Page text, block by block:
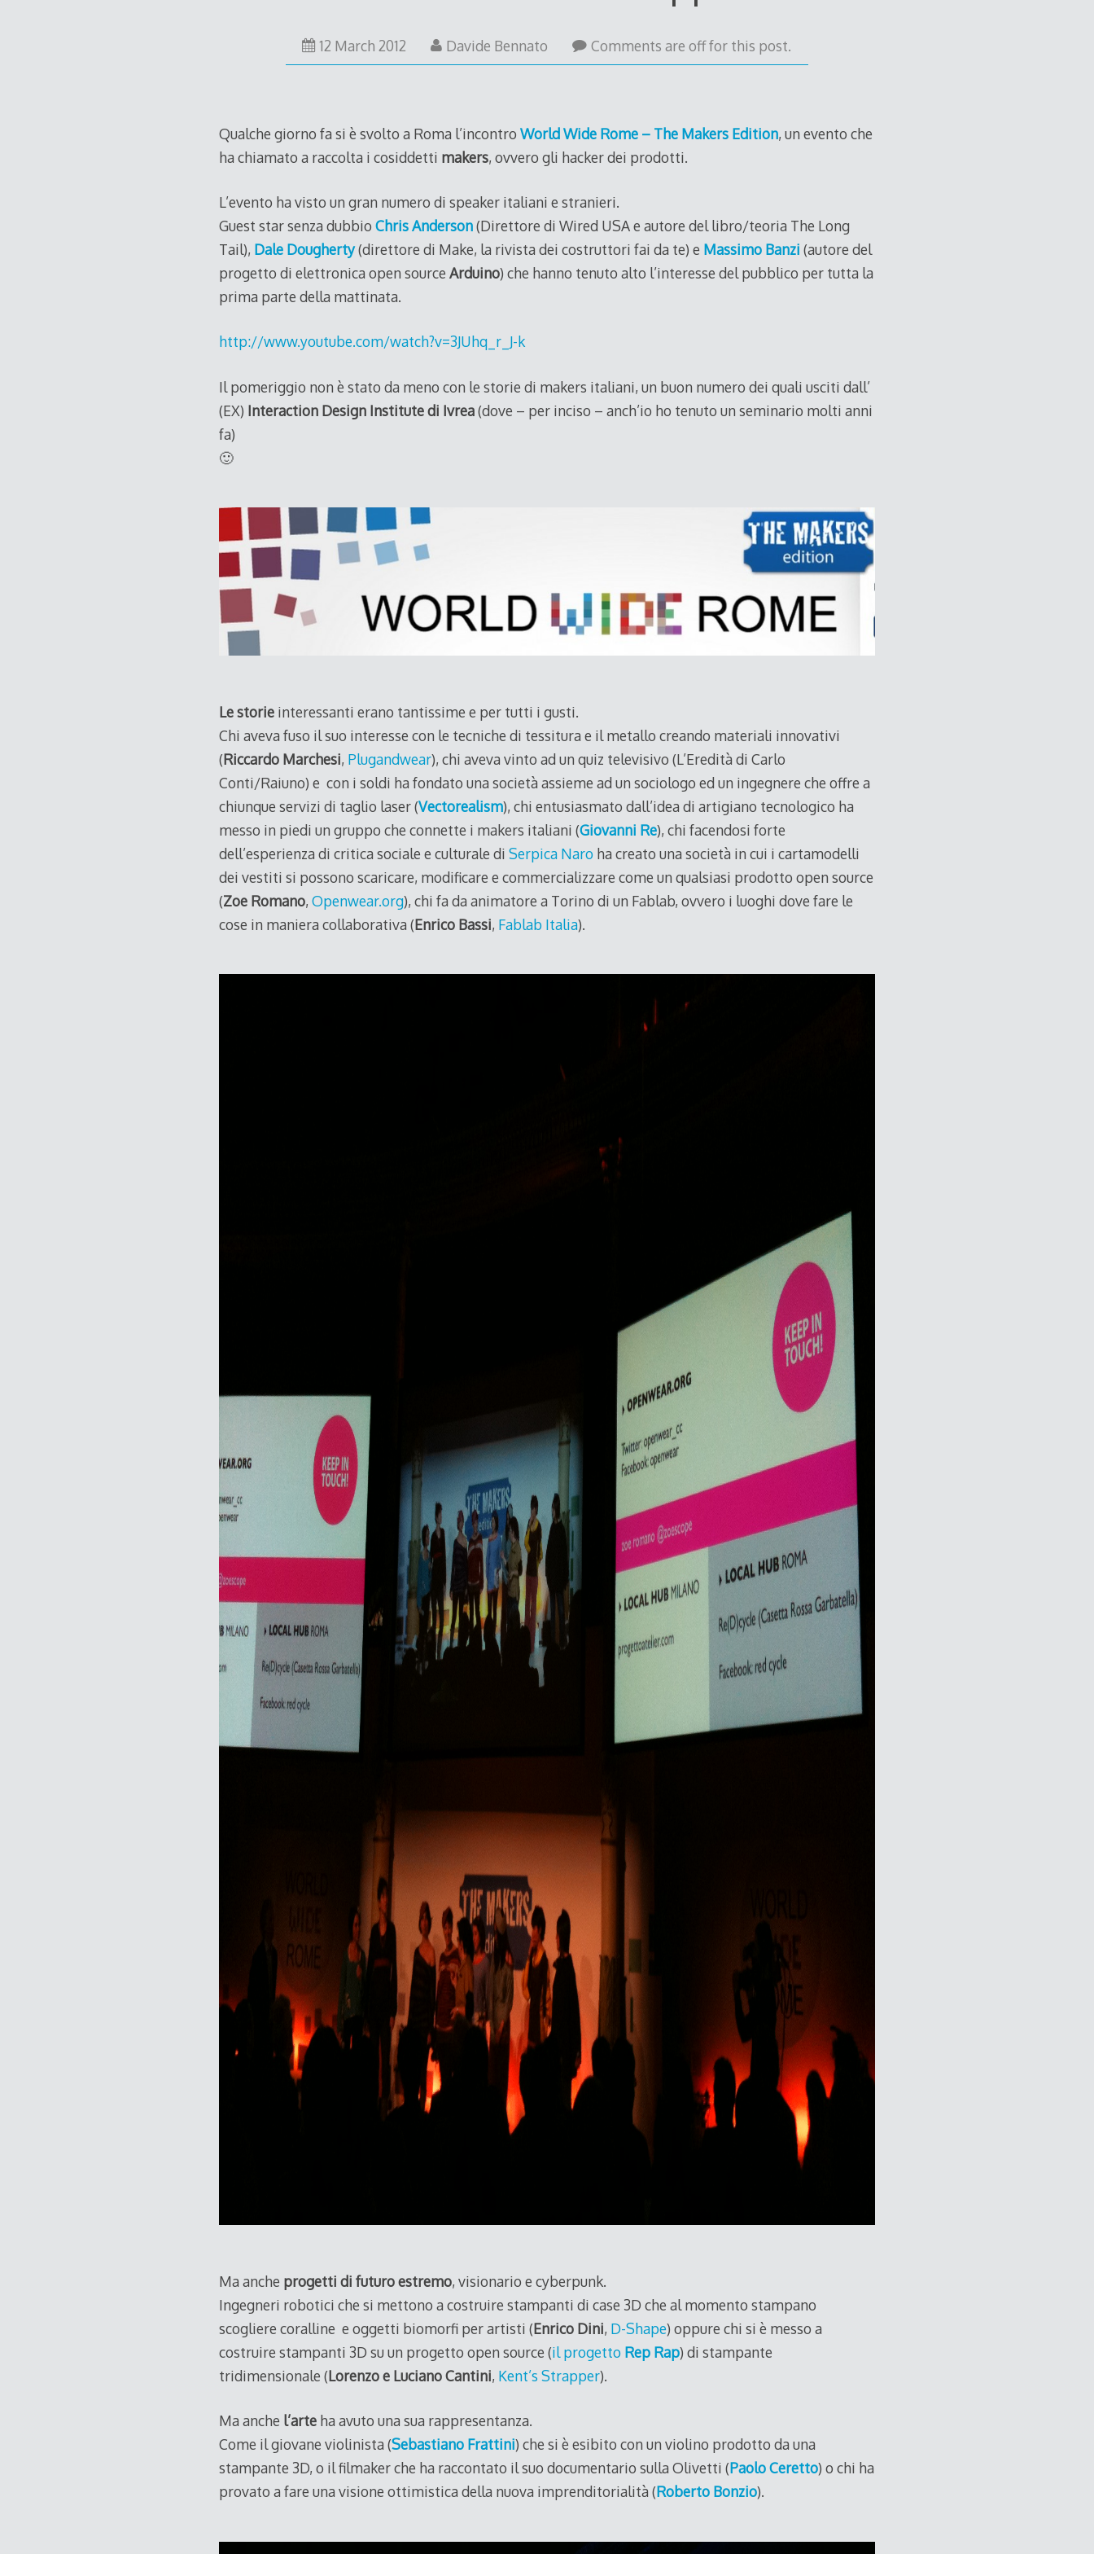
12 March 2012
March
Davide Bennato Comments are off for this post.
Qualche giorno fa si è svolto a Roma l’incontro World Wide Rome – The Makers Edition, un evento che
ha chiamato a raccolta i cosiddetti makers, ovvero gli hacker dei prodotti.
L’evento ha visto un gran numero di speaker italiani e stranieri.
Guest star senza dubbio Chris Anderson(Direttore di Wired USA e autore del libro/teoria The Long
Tail), Dale Dougherty(direttore di Make, la rivista dei costruttori fai da te) e Massimo Banzi (autore del
progetto di elettronica open source Arduino) che hanno tenuto alto l’interesse del pubblico per tutta la
prima parte della mattinata.
http://www.youtube.com/watch?v=3JUhq_r_J-k
Il pomeriggio non è stato da meno con le storie di makers italiani, un buon numero dei quali usciti dall’
(EX) Interaction Design Institute di Ivrea(dove – per inciso – anch’io ho tenuto un seminario molti anni
fa)
🙂
Le storieinteressanti erano tantissime e per tutti i gusti.
Chi aveva fuso il suo interesse con le tecniche di tessitura e il metallo creando materiali innovativi
(Riccardo Marchesi, Plugandwear), chi aveva vinto ad un quiz televisivo (L’Eredità di Carlo
Conti/Raiuno) e con i soldi ha fondato una società assieme ad un sociologo ed un ingegnere che offre a
chiunque servizi di taglio laser (Vectorealism), chi entusiasmato dall’idea di artigiano tecnologico ha
messo in piedi un gruppo che connette i makers italiani (Giovanni Re), chi facendosi forte
dell’esperienza di critica sociale e culturale di Serpica Naroha creato una società in cui i cartamodelli
dei vestiti si possono scaricare, modificare e commercializzare come un qualsiasi prodotto open source
(Zoe Romano, Openwear.org), chi fa da animatore a Torino di un Fablab, ovvero i luoghi dove fare le
cose in maniera collaborativa (Enrico Bassi, Fablab Italia).
Ma anche progetti di futuro estremo, visionario e cyberpunk.
Ingegneri robotici che si mettono a costruire stampanti di case 3D che al momento stampano
scogliere coralline e oggetti biomorfi per artisti (Enrico Dini, D-Shape) oppure chi si è messo a
costruire stampanti 3D su un progetto open source (il progetto Rep Rap) di stampante
tridimensionale (Lorenzo e Luciano Cantini, Kent’s Strapper).
Ma anche l’arteha avuto una sua rappresentanza.
Come il giovane violinista (Sebastiano Frattini) che si è esibito con un violino prodotto da una
stampante 3D, o il filmaker che ha raccontato il suo documentario sulla Olivetti (Paolo Ceretto) o chi ha
provato a fare una visione ottimistica della nuova imprenditorialità (Roberto Bonzio).